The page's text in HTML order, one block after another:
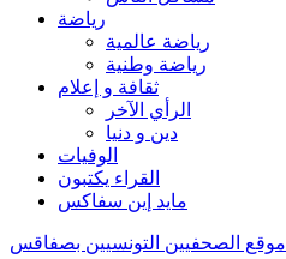
رياضة
رياضة عالمية
رياضة وطنية
ثقافة و إعلام
الرأي الآخر
دين و دنيا
الوفيات
القراء يكتبون
مايد إين سفاكس
موقع الصحفيين التونسيين بصفاقس